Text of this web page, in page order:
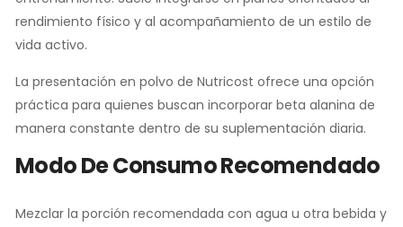
rendimiento físico y al acompañamiento de un estilo de
vida activo.
La presentación en polvo de Nutricost ofrece una opción
práctica para quienes buscan incorporar beta alanina de
manera constante dentro de su suplementación diaria.
Modo De Consumo Recomendado
Mezclar la porción recomendada con agua u otra bebida y